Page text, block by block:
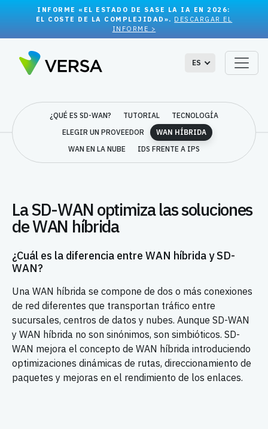
INFORME «EL ESTADO DE SASE LA IA EN 2026:
EL COSTE DE LA COMPLEJIDAD». DESCARGAR EL
INFORME >
ES
¿QUÉ ES SD-WAN? TUTORIAL
TECNOLOGÍA
ELEGIR UN PROVEEDOR
WAN HÍBRIDA
WAN EN LA NUBE
IDS FRENTE A IPS
La SD-WAN optimiza las soluciones
de WAN híbrida
¿Cuál es la diferencia entre WAN híbrida y SD-
WAN?
Una WAN híbrida se compone de dos o más conexiones
de red diferentes que transportan tráfico entre
sucursales, centros de datos y nubes. Aunque SD-WAN
y WAN híbrida no son sinónimos, son simbióticos. SD-
WAN mejora el concepto de WAN híbrida introduciendo
optimizaciones dinámicas de rutas, direccionamiento de
paquetes y mejoras en el rendimiento de los enlaces.